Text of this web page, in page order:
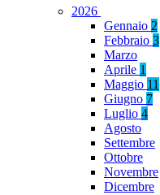
2026
Gennaio 2
Febbraio 3
Marzo
Aprile 1
Maggio 11
Giugno 7
Luglio 4
Agosto
Settembre
Ottobre
Novembre
Dicembre